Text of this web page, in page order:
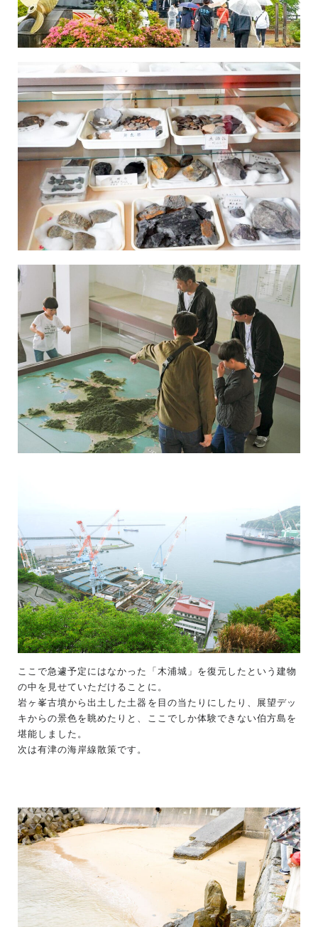
ここで急遽予定にはなかった「木浦城」を復元したという建物
の中を見せていただけることに。
岩ヶ峯古墳から出土した土器を目の当たりにしたり、展望デッ
キからの景色を眺めたりと、ここでしか体験できない伯方島を
堪能しました。
次は有津の海岸線散策です。